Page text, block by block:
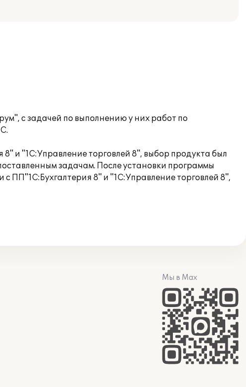
с задачей по выполнению у них работ по
и "1С:Управление торговлей 8", выбор продукта был
задачам. После установки программы
ПП"1С:Бухгалтерия 8" и "1С:Управление торговлей 8",
Мы в Max